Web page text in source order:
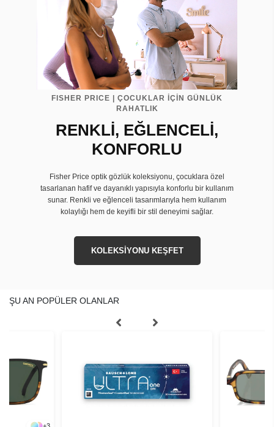
FISHER PRICE | ÇOCUKLAR İÇİN GÜNLÜK
RAHATLIK
RENKLİ, EĞLENCELİ,
KONFORLU
Fisher Price optik gözlük koleksiyonu, çocuklara özel
tasarlanan hafif ve dayanıklı yapısıyla konforlu bir kullanım
sunar. Renkli ve eğlenceli tasarımlarıyla hem kullanım
kolaylığı hem de keyifli bir stil deneyimi sağlar.
KOLEKSİYONU KEŞFET
ŞU AN POPÜLER OLANLAR